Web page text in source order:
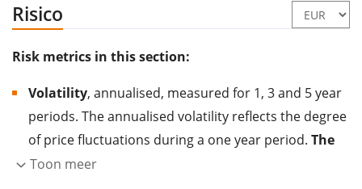
Risico
Risk metrics in this section:
Volatility, annualised, measured for 1, 3 and 5 year
periods. The annualised volatility reflects the degree
of price fluctuations during a one year period. The
higher the volatility, the more significantly the
Toon meer